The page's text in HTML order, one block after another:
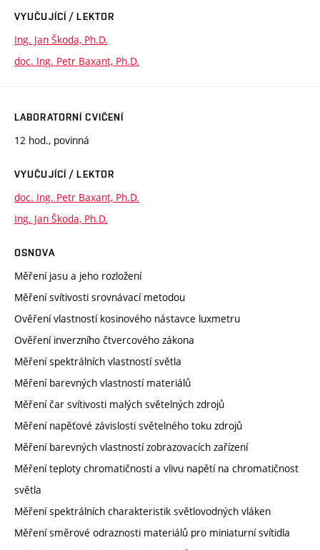
VYUČUJÍCÍ / LEKTOR
Ing. Jan Škoda, Ph.D.
doc. Ing. Petr Baxant, Ph.D.
LABORATORNÍ CVIČENÍ
12 hod., povinná
VYUČUJÍCÍ / LEKTOR
doc. Ing. Petr Baxant, Ph.D.
Ing. Jan Škoda, Ph.D.
OSNOVA
Měření jasu a jeho rozložení
Měření svítivosti srovnávací metodou
Ověření vlastností kosinového nástavce luxmetru
Ověření inverzního čtvercového zákona
Měření spektrálních vlastností světla
Měření barevných vlastností materiálů
Měření čar svítivosti malých světelných zdrojů
Měření napěťové závislosti světelného toku zdrojů
Měření barevných vlastností zobrazovacích zařízení
Měření teploty chromatičnosti a vlivu napětí na chromatičnost
světla
Měření spektrálních charakteristik světlovodných vláken
Měření směrové odraznosti materiálů pro miniaturní svítidla